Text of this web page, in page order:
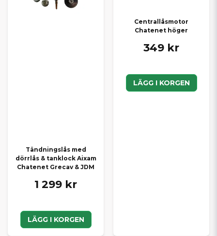
Tändningslås med
dörrlås & tanklock Aixam
Chatenet Grecav & JDM
1 299 kr
LÄGG I KORGEN
Centrallåsmotor
Chatenet höger
349 kr
LÄGG I KORGEN